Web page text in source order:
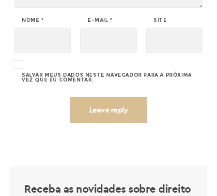
NOME * E-MAIL* SITE
SALVAR MEUS DADOS NESTE NAVEGADOR PARA A PRÓXIMA
VEZ QUE EU COMENTAR.
Receba as novidades sobre direito